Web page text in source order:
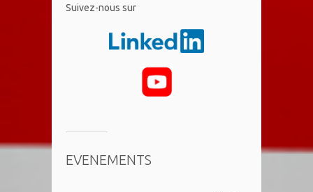
​Suivez-nous sur
EVENEMENTS